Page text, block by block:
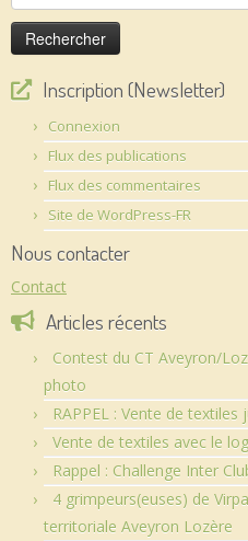
Inscription (Newsletter)
Connexion
Flux des publications
Flux des commentaires
Site de WordPress-FR
Nous contacter
Contact
Articles récents
Contest du CT Aveyron/
photo
RAPPEL : Vente de textiles
Vente de textiles avec le
Rappel : Challenge Inter
4 grimpeurs(euses) de
territoriale Aveyron Lozère